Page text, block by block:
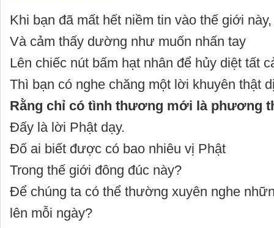
Khi bạn đã mất hết niềm tin vào thế giới này,
Và cảm thấy dường như muốn nhấn tay
Lên chiếc nút bấm hạt nhân để hủy diệt tất
Thì bạn có nghe chăng một lời khuyên thật
Rằng chỉ có tình thương mới là phương
Đấy là lời Phật dạy.
Đố ai biết được có bao nhiêu vị Phật
Trong thế giới đông đúc này?
Để chúng ta có thể thường xuyên nghe
lên mỗi ngày?